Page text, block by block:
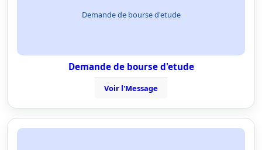
Demande de bourse d'etude
Demande de bourse d'etude
Voir l'Message